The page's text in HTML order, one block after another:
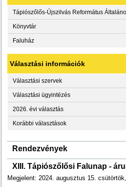
Tápiószőlős-Újszilvás Református
Könyvtár
Faluház
Választási információk
Választási szervek
Választási ügyintézés
2026. évi választás
Korábbi választások
Rendezvények
XIII. Tápiószőlősi Falunap -
Megjelent: 2024. augusztus 15.